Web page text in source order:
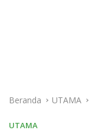
Beranda UTAMA
UTAMA